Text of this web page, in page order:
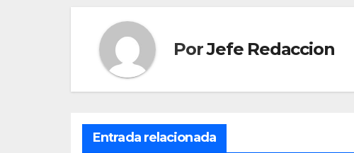
PorJefe Redaccion
Entrada relacionada